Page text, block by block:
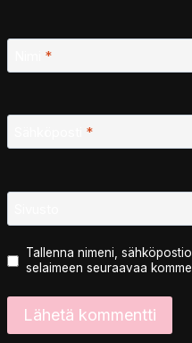
*
*
Tallenna nimeni,
selaimeen seuraavaa